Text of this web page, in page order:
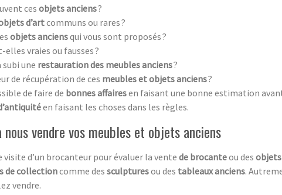
ces objets anciens?
d’artcommuns ou rares ?
objets anciensqui vous sont proposés ?
elles vraies ou fausses ?
une restauration des meubles anciens?
de récupération de ces meubles et objets anciens?
de faire de bonnes affairesen faisant une bonne estimation
en faisant les choses dans les règles.
nous vendre vos meubles et objets anciens
visite d’un brocanteur pour évaluer la vente de brocanteou des objets
de collectioncomme des sculpturesou des tableaux anciens.
vendre.